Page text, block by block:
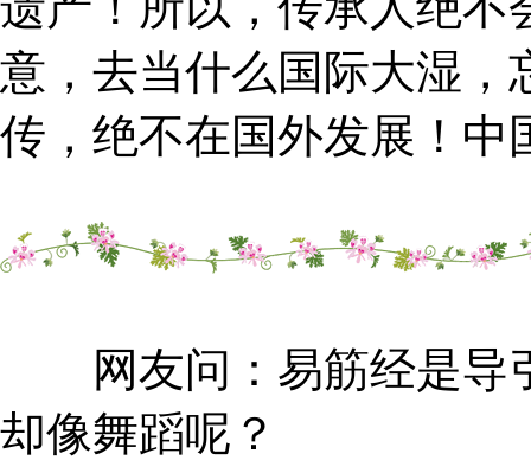
意，去当什么国际大湿，
传，绝不在国外发展！中
网友问：易筋经是导
却像舞蹈呢？